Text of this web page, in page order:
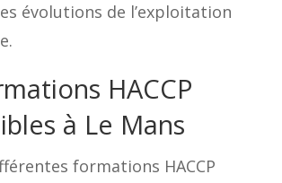
évolutions de l’exploitation
HACCP
à Le Mans
formations HACCP